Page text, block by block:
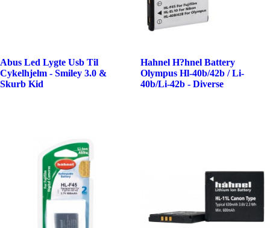
Abus Led Lygte Usb Til
Cykelhjelm - Smiley 3.0 &
Skurb Kid
Hahnel H?hnel Battery
Olympus Hl-40b/42b / Li-
40b/Li-42b - Diverse